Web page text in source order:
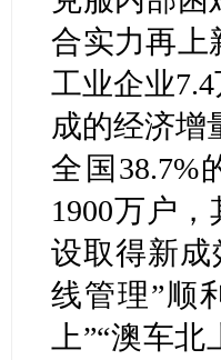
合实力再上
工业企业
成的经济增
全国38.7%
1900万户
设取得新
线管理”顺
上”“澳车